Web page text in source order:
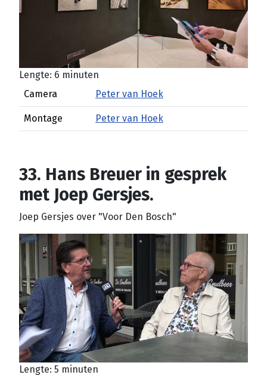
Lengte: 6 minuten
Camera
Peter van Hoek
Montage Peter van Hoek
33. Hans Breuer in gesprek
met Joep Gersjes.
Joep Gersjes over "Voor Den Bosch"
Lengte: 5 minuten